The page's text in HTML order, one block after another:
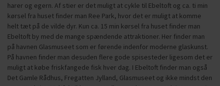
harer og egern. Af stier er det muligt at cykle til Ebeltoft og ca. ti min
kørsel fra huset finder man Ree Park, hvor det er muligt at komme
helt tæt på de vilde dyr. Kun ca. 15 min kørsel fra huset finder man
Ebeltoft by med de mange spændende attraktioner. Her finder man
på havnen Glasmuseet som er førende indenfor moderne glaskunst.
På havnen finder man desuden flere gode spisesteder ligesom det er
muligt at købe friskfangede fisk hver dag. I Ebeltoft finder man også
Det Gamle Rådhus, Fregatten Jylland, Glasmuseet og ikke mindst den